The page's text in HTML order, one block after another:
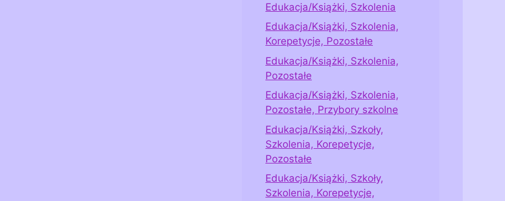
Edukacja/Książki, Szkolenia
Edukacja/Książki, Szkolenia,
Korepetycje, Pozostałe
Edukacja/Książki, Szkolenia,
Pozostałe
Edukacja/Książki, Szkolenia,
Pozostałe, Przybory szkolne
Edukacja/Książki, Szkoły,
Szkolenia, Korepetycje,
Pozostałe
Edukacja/Książki, Szkoły,
Szkolenia, Korepetycje,